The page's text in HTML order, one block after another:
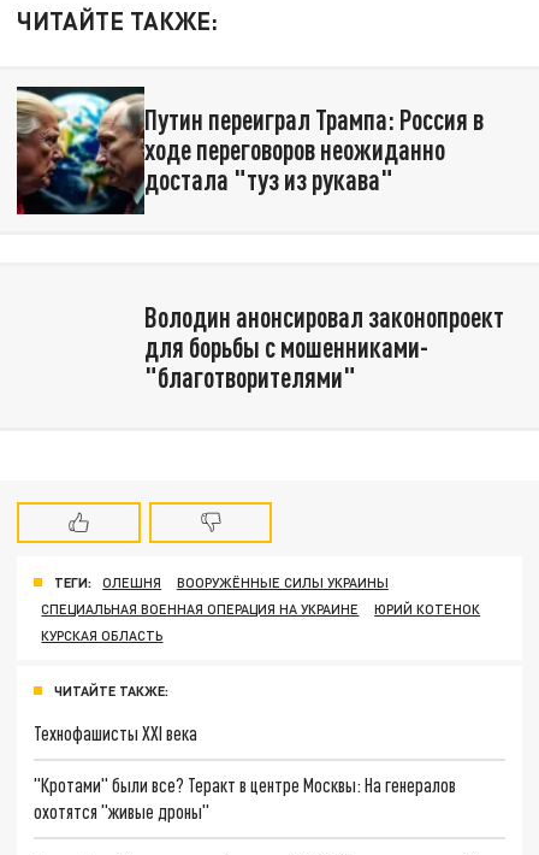
ЧИТАЙТЕ ТАКЖЕ:
Путин переиграл Трампа: Россия в
ходе переговоров неожиданно
достала "туз из рукава"
Володин анонсировал законопроект
для борьбы с мошенниками-
"благотворителями"
ТЕГИ: ОЛЕШНЯ
ВООРУЖЁННЫЕ СИЛЫ УКРАИНЫ
СПЕЦИАЛЬНАЯ ВОЕННАЯ ОПЕРАЦИЯ НА УКРАИНЕ
ЮРИЙ КОТЕНОК
КУРСКАЯ ОБЛАСТЬ
ЧИТАЙТЕ ТАКЖЕ:
Технофашисты XXI века
"Кротами" были все? Теракт в центре Москвы: На генералов
охотятся "живые дроны"